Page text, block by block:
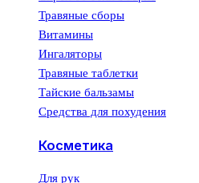
Травяные сборы
Витамины
Ингаляторы
Травяные таблетки
Тайские бальзамы
Средства для похудения
Косметика
Для рук